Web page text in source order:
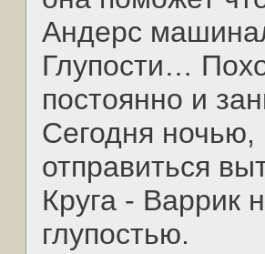
Андерс
Глупости…
постоянно и
Сегодня
отправиться
Круга - Варрик
глупостью.